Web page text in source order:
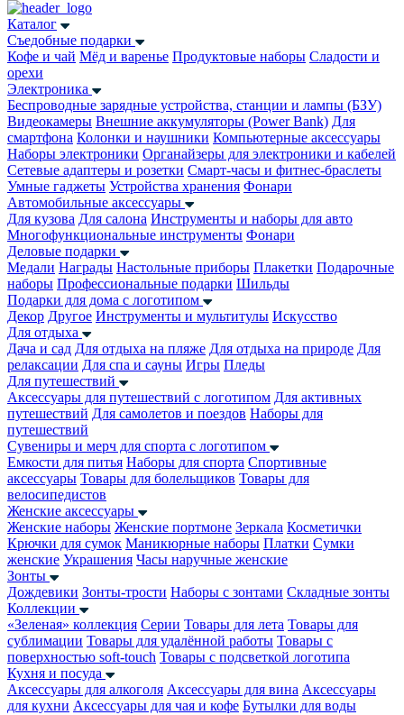
Каталог
Съедобные подарки
Кофе и чай Мёд и варенье Продуктовые наборы Сладости и
орехи
Электроника
Беспроводные зарядные устройства, станции и лампы (БЗУ)
Видеокамеры Внешние аккумуляторы (Power Bank) Для
смартфона Колонки и наушники Компьютерные аксессуары
Наборы электроники Органайзеры для электроники и кабелей
Сетевые адаптеры и розетки Смарт-часы и фитнес-браслеты
Умные гаджеты Устройства хранения Фонари
Автомобильные аксессуары
Для кузова Для салона Инструменты и наборы для авто
Многофункциональные инструменты Фонари
Деловые подарки
Медали Награды Настольные приборы Плакетки Подарочные
наборы Профессиональные подарки Шильды
Подарки для дома с логотипом
Декор Другое Инструменты и мультитулы Искусство
Для отдыха
Дача и сад Для отдыха на пляже Для отдыха на природе Для
релаксации Для спа и сауны Игры Пледы
Для путешествий
Аксессуары для путешествий с логотипом Для активных
путешествий Для самолетов и поездов Наборы для
путешествий
Сувениры и мерч для спорта с логотипом
Емкости для питья Наборы для спорта Спортивные
аксессуары Товары для болельщиков Товары для
велосипедистов
Женские аксессуары
Женские наборы Женские портмоне Зеркала Косметички
Крючки для сумок Маникюрные наборы Платки Сумки
женские Украшения Часы наручные женские
Зонты
Дождевики Зонты-трости Наборы с зонтами Складные зонты
Коллекции
«Зеленая» коллекция Серии Товары для лета Товары для
сублимации Товары для удалённой работы Товары с
поверхностью soft-touch Товары с подсветкой логотипа
Кухня и посуда
Аксессуары для алкоголя Аксессуары для вина Аксессуары
для кухни Аксессуары для чая и кофе Бутылки для воды